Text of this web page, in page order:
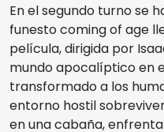
En el segundo turno se
funesto coming of age
película, dirigida por
mundo apocalíptico en
transformado a los
entorno hostil
en una cabaña,